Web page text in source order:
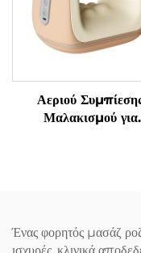
Αεριού
Μαλακισμού για
Ένας φορητός μασάζ